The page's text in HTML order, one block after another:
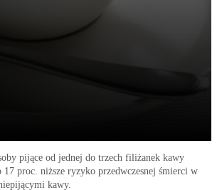
pijące od jednej do trzech filiżanek kawy
17 proc. niższe ryzyko przedwczesnej śmierci w
kawy.